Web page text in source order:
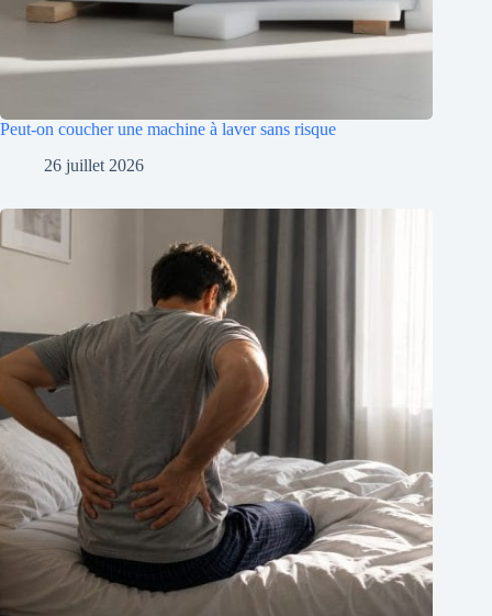
Peut-on coucher une machine à laver sans risque
26 juillet 2026